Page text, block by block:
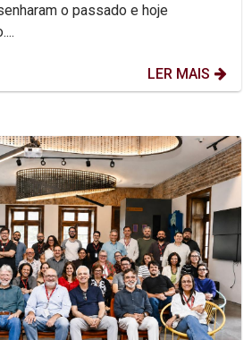
o passado e hoje
LER MAIS